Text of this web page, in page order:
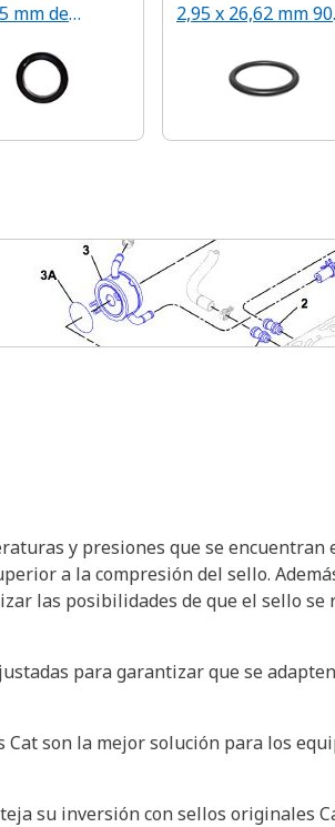
mm de
2,95 x 26,62 mm
y presiones que se encuentran
a la compresión del sello.
las posibilidades de que el sello se
para garantizar que se
son la mejor solución para los
su inversión con sellos originales